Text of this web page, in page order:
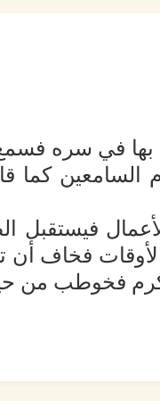
بها في سره
السامعين كما
فيستقبل
فخاف أن
فخوطب